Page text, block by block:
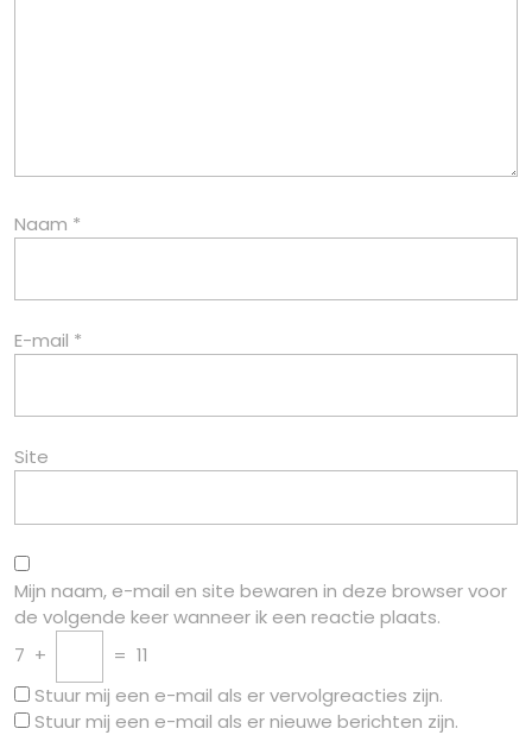
Naam *
E-mail *
Site
Mijn naam, e-mail en site bewaren in deze browser voor
de volgende keer wanneer ik een reactie plaats.
7 + = 11
Stuur mij een e-mail als er vervolgreacties zijn.
Stuur mij een e-mail als er nieuwe berichten zijn.